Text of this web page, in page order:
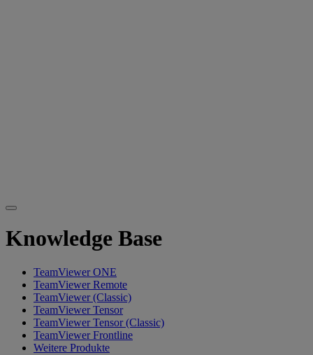
Knowledge Base
TeamViewer ONE
TeamViewer Remote
TeamViewer (Classic)
TeamViewer Tensor
TeamViewer Tensor (Classic)
TeamViewer Frontline
Weitere Produkte